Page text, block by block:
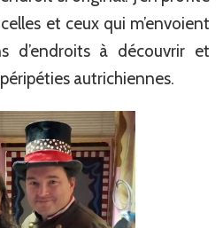
et ceux qui m’envoient
d’endroits à découvrir et
autrichiennes.